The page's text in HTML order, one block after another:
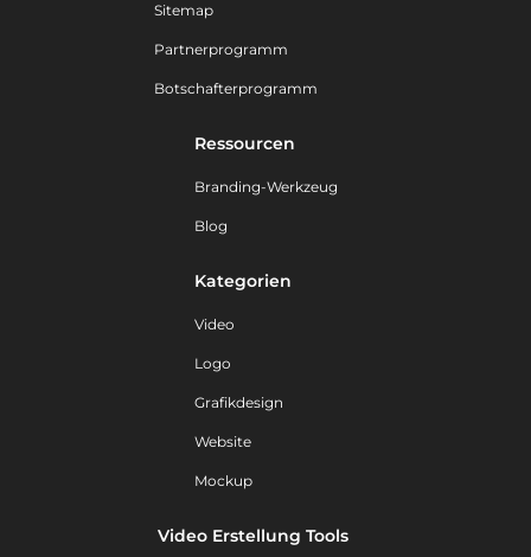
Sitemap
Partnerprogramm
Botschafterprogramm
Ressourcen
Branding-Werkzeug
Blog
Kategorien
Video
Logo
Grafikdesign
Website
Mockup
Video Erstellung Tools